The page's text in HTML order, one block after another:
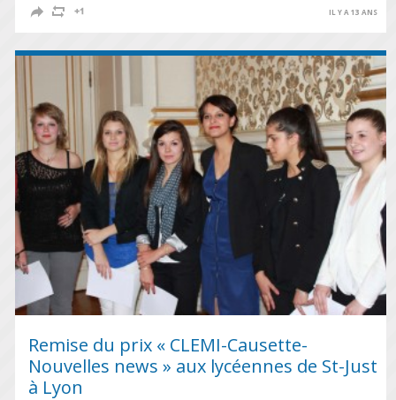
IL Y A 13 ANS
Remise du prix « CLEMI-Causette-
Nouvelles news » aux lycéennes de St-Just
à Lyon